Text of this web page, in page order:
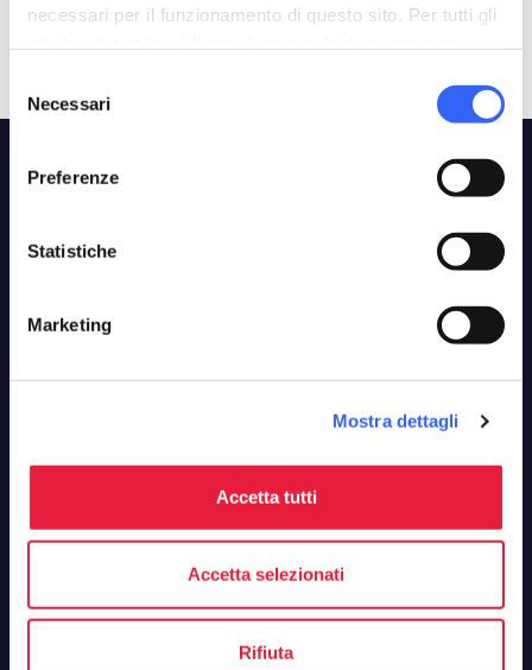
necessari per il funzionamento di questo sito. Per tutti gli
delNecessari
Preferenze
Statistiche
Marketing
Mostra dettagli
Accetta tutti
Accetta selezionati
Rifiuta
la tua Toscana, la tua newsletter
Zero spam, solo buone idee. Iscriviti, ci vediamo
Nome*
Ho preso visione e accettol'informativa sulla privacye
D.Lgs. 196/2003 e del GDPR 679/2016.